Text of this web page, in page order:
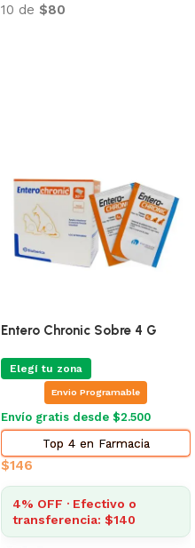
10 de $80
Entero Chronic Sobre 4 G
Elegí tu zona
Envio Programable
Envío gratis desde $2.500
Top 4 en Farmacia
$146
4% OFF · Efectivo o
transferencia: $140